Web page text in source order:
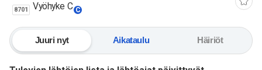
8701 Vyöhyke C C
Juuri nyt Aikataulu Häiriöt